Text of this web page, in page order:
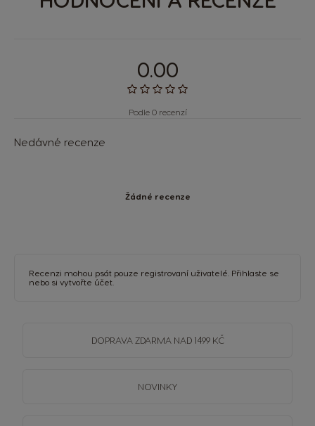
0.00
Podle 0 recenzí
Nedávné recenze
Žádné recenze
Recenzi mohou psát pouze registrovaní uživatelé. Přihlaste se
nebo si vytvořte účet
DOPRAVA ZDARMA NAD 1499 KČ
NOVINKY